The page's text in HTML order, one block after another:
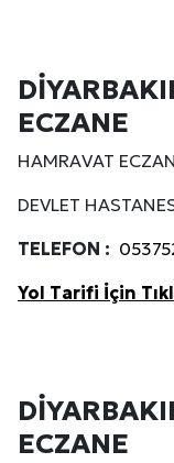
ECZANE
HAMRAVAT
DEVLET
TELEFON :
Yol Tarifi İçin
ECZANE